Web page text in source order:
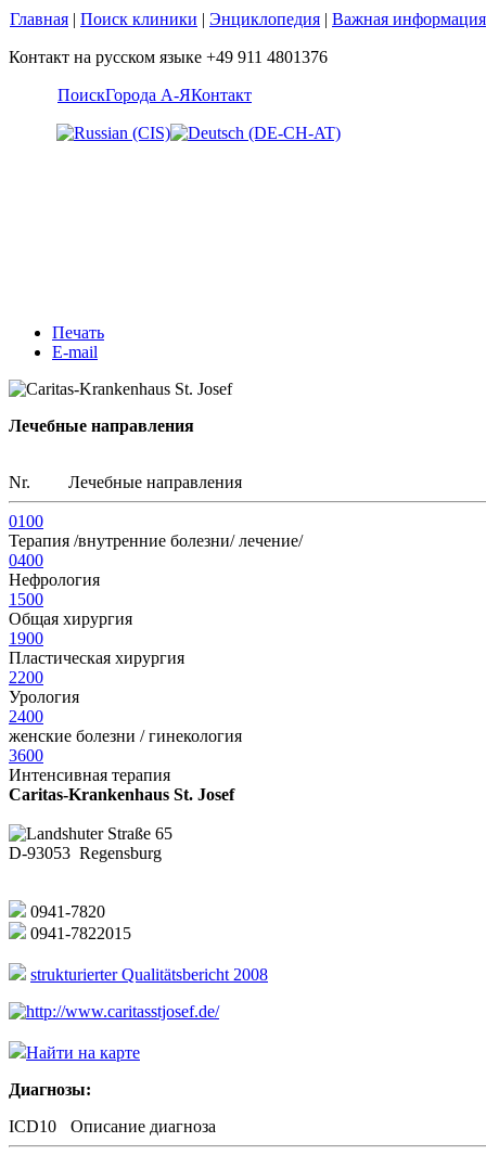
Главная | Поиск клиники | Энциклопедия | Важная информация
Контакт на русском языке +49 911 4801376
ПоискГорода А-ЯКонтакт
Печать
E-mail
Лечебные направления
Nr. Лечебные направления
0100
Терапия /внутренние болезни/ лечение/
0400
Нефрология
1500
Общая хирургия
1900
Пластическая хирургия
2200
Урология
2400
женские болезни / гинекология
3600
Интенсивная терапия
Caritas-Krankenhaus St. Josef
Landshuter Straße 65
D-93053 Regensburg
0941-7820
0941-7822015
strukturierter Qualitätsbericht 2008
http://www.caritasstjosef.de/
Найти на карте
Диагнозы:
ICD10
Описание диагноза